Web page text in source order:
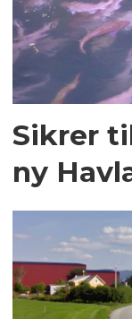
Sikrer
ny